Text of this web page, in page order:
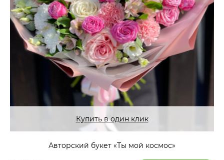
Купить в один клик
Авторский букет «Ты мой космос»